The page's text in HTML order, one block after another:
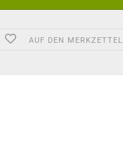
AUF DEN MERKZETTEL